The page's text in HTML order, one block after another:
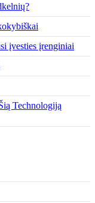
įvesties įrenginiai
Technologiją